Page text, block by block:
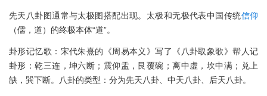
先天八卦图通常与太极图搭配出现。太极和无极代表中国传统信仰
（儒，道）的终极本体“道”。
卦形记忆歌：宋代朱熹的《周易本义》写了《八卦取象歌》帮人记
卦形：乾三连，坤六断；震仰盂，艮覆碗；离中虚，坎中满；兑上
缺，巽下断。八卦的类型：分为先天八卦、中天八卦、后天八卦。